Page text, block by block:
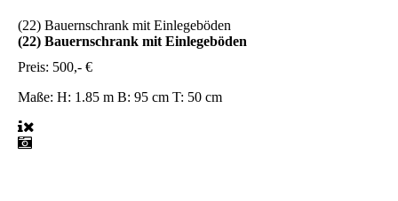
(22) Bauernschrank mit Einlegeböden
(22) Bauernschrank mit Einlegeböden
Preis: 500,- €
Maße: H: 1.85 m B: 95 cm T: 50 cm